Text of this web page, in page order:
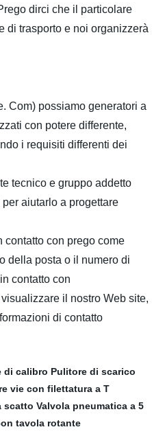
dirci che il particolare
di trasporto e noi organizzerà
Com) possiamo generatori a
con potere differente,
i requisiti differenti dei
tecnico e gruppo addetto
aiutarlo a progettare
contatto con prego come
della posta o il numero di
contatto con
il nostro Web site,
di contatto
di calibro Pulitore di scarico
vie con filettatura a T
scatto Valvola pneumatica a 5
tavola rotante